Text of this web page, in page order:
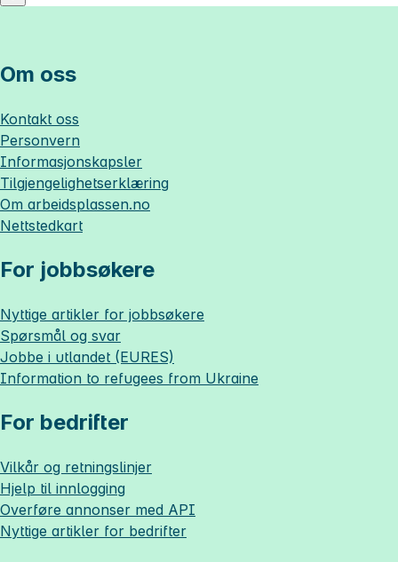
Om oss
Kontakt oss
Personvern
Informasjonskapsler
Tilgjengelighetserklæring
Om arbeidsplassen.no
Nettstedkart
For jobbsøkere
Nyttige artikler for jobbsøkere
Spørsmål og svar
Jobbe i utlandet (EURES)
Information to refugees from Ukraine
For bedrifter
Vilkår og retningslinjer
Hjelp til innlogging
Overføre annonser med API
Nyttige artikler for bedrifter